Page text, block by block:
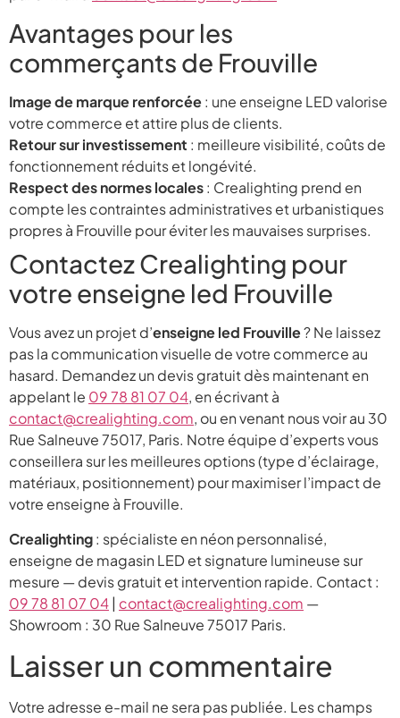
Avantages pour les
commerçants de Frouville
Image de marque renforcée: une enseigne LED valorise
votre commerce et attire plus de clients.
Retour sur investissement : meilleure visibilité, coûts de
fonctionnement réduits et longévité.
Respect des normes locales: Crealighting prend en
compte les contraintes administratives et urbanistiques
propres à Frouville pour éviter les mauvaises surprises.
Contactez Crealighting pour
votre enseigne led Frouville
Vous avez un projet d’enseigne led Frouville? Ne laissez
pas la communication visuelle de votre commerce au
hasard. Demandez un devis gratuit dès maintenant en
appelant le 09 78 81 07 04, en écrivant à
contact@crealighting.com, ou en venant nous voir au 30
Rue Salneuve 75017, Paris. Notre équipe d’experts vous
conseillera sur les meilleures options (type d’éclairage,
matériaux, positionnement) pour maximiser l’impact de
votre enseigne à Frouville.
Crealighting: spécialiste en néon personnalisé,
enseigne de magasin LED et signature lumineuse sur
mesure — devis gratuit et intervention rapide. Contact :
09 78 81 07 04| contact@crealighting.com —
Showroom : 30 Rue Salneuve 75017 Paris.
Laisser un commentaire
Votre adresse e-mail ne sera pas publiée. Les champs